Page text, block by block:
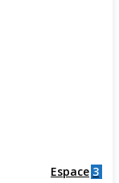
Espace 3